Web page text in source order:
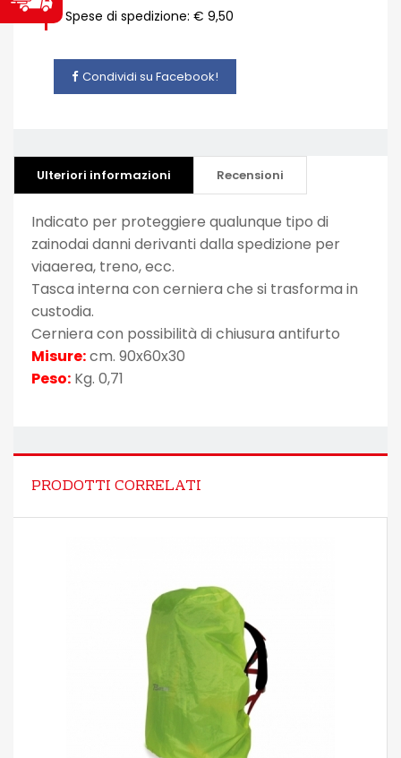
Spese di spedizione: € 9,50
Condividi su Facebook!
Ulteriori informazioni Recensioni
Indicato per proteggiere qualunque tipo di
zainodai danni derivanti dalla spedizione per
viaaerea, treno, ecc.
Tasca interna con cerniera che si trasforma in
custodia.
Cerniera con possibilità di chiusura antifurto
Misure:cm. 90x60x30
Peso: Kg. 0,71
PRODOTTI CORRELATI